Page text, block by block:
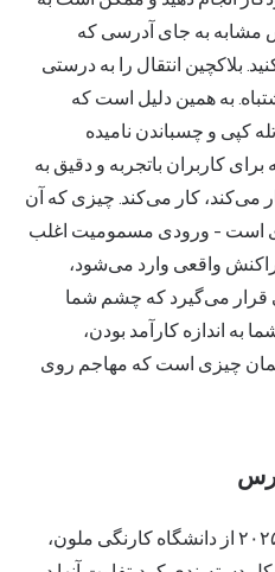
مشابه به جای آدرسی که
بلاکچین انتقال را به درستی
به همین دلیل است که
کپی و چسباندن نامیده
کاربران باتجربه و دقیق به
می‌کند، کار می‌کند. چیزی که آن
است - ورودی مسمومیت اغلب
واقعی وارد می‌شود،
قرار می‌گیرد که چشم شما
به اندازه کارآمد بودن،
همان چیزی است که مهاجم روی